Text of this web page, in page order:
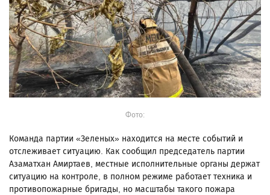
Фото:
Команда партии «Зеленых» находится на месте событий и
отслеживает ситуацию. Как сообщил председатель партии
Азаматхан Амиртаев, местные исполнительные органы держат
ситуацию на контроле, в полном режиме работает техника и
противопожарные бригады, но масштабы такого пожара